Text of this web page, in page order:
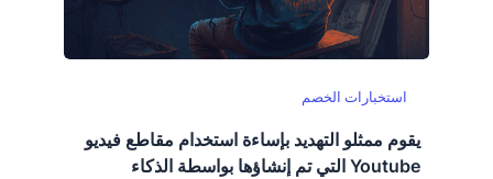
استخبارات الخصم
يقوم ممثلو التهديد بإساءة استخدام مقاطع فيديو
Youtube التي تم إنشاؤها بواسطة الذكاء